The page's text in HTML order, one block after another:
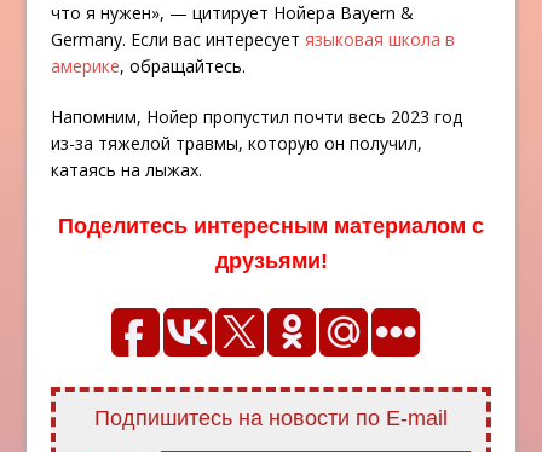
что я нужен», — цитирует Нойера Bayern &
Germany. Если вас интересуетязыковая школа в
америке, обращайтесь.
Напомним, Нойер пропустил почти весь 2023 год
из-за тяжелой травмы, которую он получил,
катаясь на лыжах.
Поделитесь интересным материалом с
друзьями!
Подпишитесь на новости по E-mail